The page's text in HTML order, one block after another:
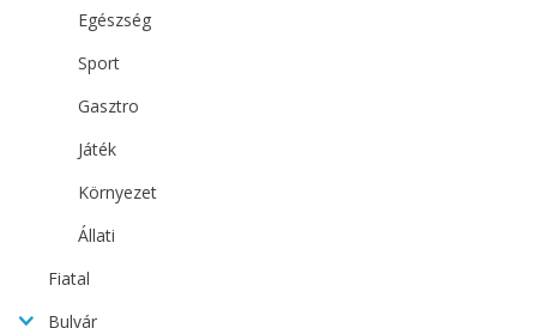
Egészség
Sport
Gasztro
Játék
Környezet
Állati
Fiatal
Bulvár